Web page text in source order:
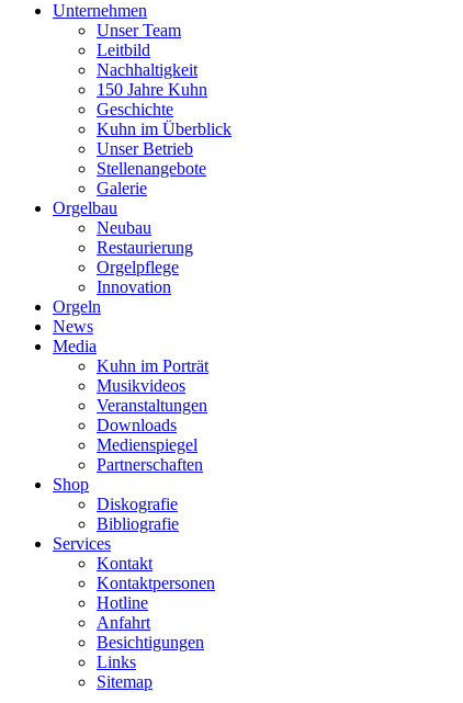
Unternehmen
Unser Team
Leitbild
Nachhaltigkeit
150 Jahre Kuhn
Geschichte
Kuhn im Überblick
Unser Betrieb
Stellenangebote
Galerie
Orgelbau
Neubau
Restaurierung
Orgelpflege
Innovation
Orgeln
News
Media
Kuhn im Porträt
Musikvideos
Veranstaltungen
Downloads
Medienspiegel
Partnerschaften
Shop
Diskografie
Bibliografie
Services
Kontakt
Kontaktpersonen
Hotline
Anfahrt
Besichtigungen
Links
Sitemap